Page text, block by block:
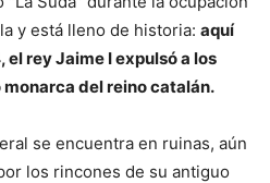
y está lleno de historia: aquí
el rey Jaime I expulsó a los
del reino catalán.
se encuentra en ruinas, aún
los rincones de su antiguo